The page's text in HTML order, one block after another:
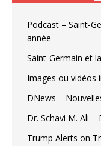
Podcast – Saint-
année
Saint-Germain et
Images ou vidéos
DNews –
Dr. Schavi M. Ali –
Trump Alerts on